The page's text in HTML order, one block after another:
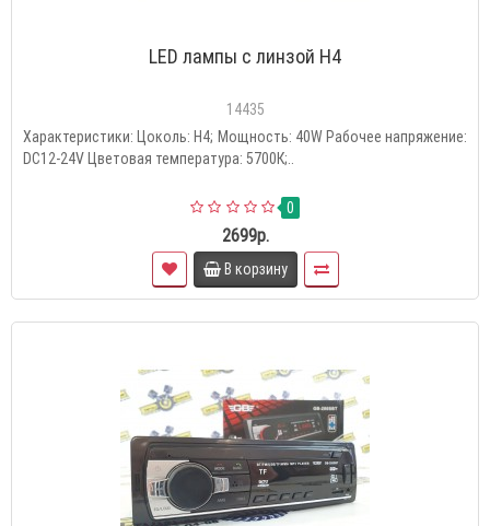
LED лампы с линзой H4
14435
Характеристики: Цоколь: H4; Мощность: 40W Рабочее напряжение:
DC12-24V Цветовая температура: 5700К;..
0
2699р.
В корзину